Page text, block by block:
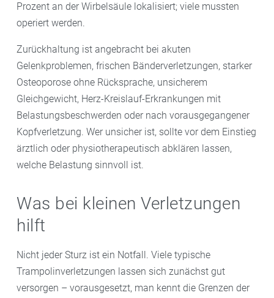
Prozent an der Wirbelsäule lokalisiert; viele mussten
operiert werden.
Zurückhaltung ist angebracht bei akuten
Gelenkproblemen, frischen Bänderverletzungen, starker
Osteoporose ohne Rücksprache, unsicherem
Gleichgewicht, Herz-Kreislauf-Erkrankungen mit
Belastungsbeschwerden oder nach vorausgegangener
Kopfverletzung. Wer unsicher ist, sollte vor dem Einstieg
ärztlich oder physiotherapeutisch abklären lassen,
welche Belastung sinnvoll ist.
Was bei kleinen Verletzungen
hilft
Nicht jeder Sturz ist ein Notfall. Viele typische
Trampolinverletzungen lassen sich zunächst gut
versorgen – vorausgesetzt, man kennt die Grenzen der